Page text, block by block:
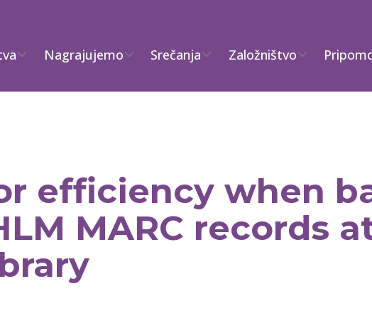
Nagrajujemo Srečanja Založništvo
efficiency when
MARC records